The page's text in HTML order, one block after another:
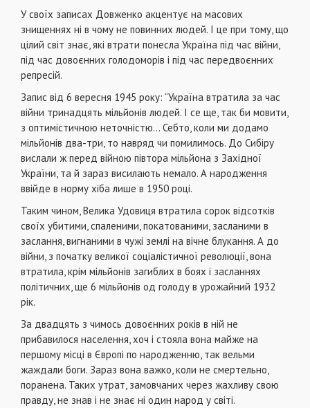
У своїх записах Довженко акцентує на масових
знищеннях ні в чому не повинних людей. І це при тому, що
цілий світ знає, які втрати понесла Україна під час війни,
під час довоєнних голодоморів і під час передвоєнних
репресій.
Запис від 6 вересня 1945 року: “Україна втратила за час
війни тринадцять мільйонів людей. І се ще, так би мовити,
з оптимістичною неточністю… Себто, коли ми додамо
мільйонів два-три, то навряд чи помилимось. До Сибіру
вислали ж перед війною півтора мільйона з Західної
України, та й зараз висилають немало. А народження
ввійде в норму хіба лише в 1950 році.
Таким чином, Велика Удовиця втратила сорок відсотків
своїх убитими, спаленими, покатованими, засланими в
заслання, вигнаними в чужі землі на вічне блукання. А до
війни, з початку великої соціалістичної революції, вона
втратила, крім мільйонів загиблих в боях і засланнях
політичних, ще 6 мільйонів од голоду в урожайний 1932
рік.
За двадцять з чимось довоєнних років в ній не
прибавилося населення, хоч і стояла вона майже на
першому місці в Європі по народженню, так вельми
жаждали боги. Зараз вона важко, коли не смертельно,
поранена. Таких утрат, замовчаних через жахливу свою
правду, не знав і не знає ні один народ у світі.